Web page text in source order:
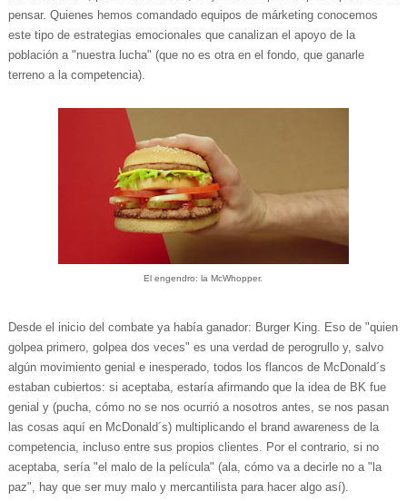
pensar. Quienes hemos comandado equipos de márketing conocemos
este tipo de estrategias emocionales que canalizan el apoyo de la
población a "nuestra lucha" (que no es otra en el fondo, que ganarle
terreno a la competencia).
El engendro: la McWhopper.
Desde el inicio del combate ya había ganador: Burger King. Eso de "quien
golpea primero, golpea dos veces" es una verdad de perogrullo y, salvo
algún movimiento genial e inesperado, todos los flancos de McDonald´s
estaban cubiertos: si aceptaba, estaría afirmando que la idea de BK fue
genial y (pucha, cómo no se nos ocurrió a nosotros antes, se nos pasan
las cosas aquí en McDonald´s) multiplicando el brand awareness de la
competencia, incluso entre sus propios clientes. Por el contrario, si no
aceptaba, sería "el malo de la película" (ala, cómo va a decirle no a "la
paz", hay que ser muy malo y mercantilista para hacer algo así).